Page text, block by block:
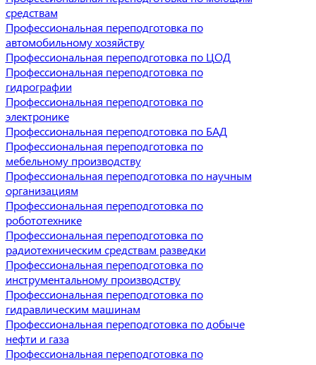
средствам
Профессиональная переподготовка по
автомобильному хозяйству
Профессиональная переподготовка по ЦОД
Профессиональная переподготовка по
гидрографии
Профессиональная переподготовка по
электронике
Профессиональная переподготовка по БАД
Профессиональная переподготовка по
мебельному производству
Профессиональная переподготовка по научным
организациям
Профессиональная переподготовка по
робототехнике
Профессиональная переподготовка по
радиотехническим средствам разведки
Профессиональная переподготовка по
инструментальному производству
Профессиональная переподготовка по
гидравлическим машинам
Профессиональная переподготовка по добыче
нефти и газа
Профессиональная переподготовка по